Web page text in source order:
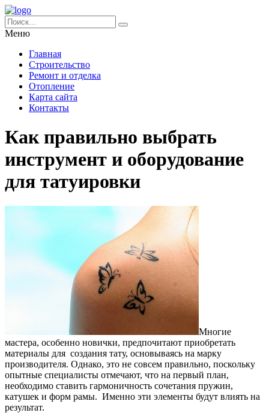
Меню
Главная
Строительство
Ремонт и отделка
Отопление
Карта сайта
Контакты
Как правильно выбрать
инструмент и оборудование
для татуировки
Многие
мастера, особенно новички, предпочитают приобретать
материалы для создания тату, основываясь на марку
производителя. Однако, это не совсем правильно, поскольку
опытные специалисты отмечают, что на первый план,
необходимо ставить гармоничность сочетания пружин,
катушек и форм рамы. Именно эти элементы будут влиять на
результат.